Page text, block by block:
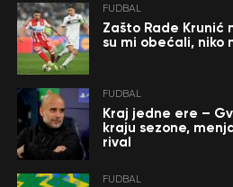
FUDBAL
Zašto Rade Krunić
su mi obećali, niko
FUDBAL
Kraj jedne ere –
kraju sezone,
rival
FUDBAL